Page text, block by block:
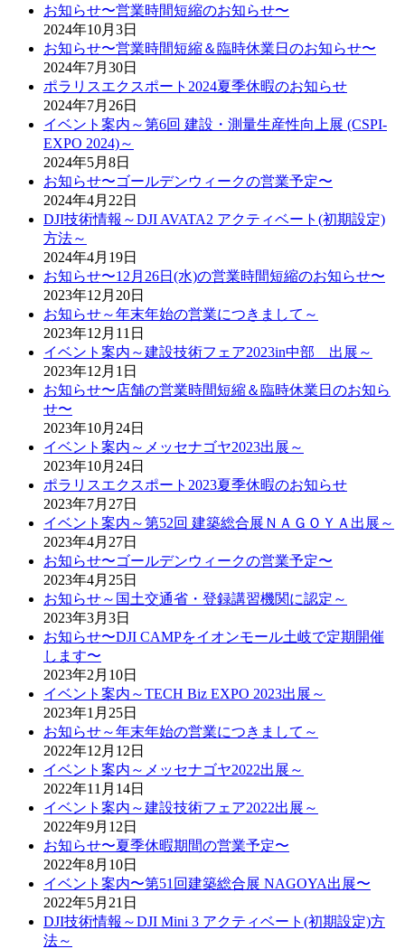
お知らせ〜営業時間短縮のお知らせ〜
2024年10月3日
お知らせ〜営業時間短縮＆臨時休業日のお知らせ〜
2024年7月30日
ポラリスエクスポート2024夏季休暇のお知らせ
2024年7月26日
イベント案内～第6回 建設・測量生産性向上展 (CSPI-
EXPO 2024)～
2024年5月8日
お知らせ〜ゴールデンウィークの営業予定〜
2024年4月22日
DJI技術情報～DJI AVATA2 アクティベート(初期設定)
方法～
2024年4月19日
お知らせ〜12月26日(水)の営業時間短縮のお知らせ〜
2023年12月20日
お知らせ～年末年始の営業につきまして～
2023年12月11日
イベント案内～建設技術フェア2023in中部 出展～
2023年12月1日
お知らせ〜店舗の営業時間短縮＆臨時休業日のお知ら
せ〜
2023年10月24日
イベント案内～メッセナゴヤ2023出展～
2023年10月24日
ポラリスエクスポート2023夏季休暇のお知らせ
2023年7月27日
イベント案内～第52回 建築総合展ＮＡＧＯＹＡ出展～
2023年4月27日
お知らせ〜ゴールデンウィークの営業予定〜
2023年4月25日
お知らせ～国土交通省・登録講習機関に認定～
2023年3月3日
お知らせ〜DJI CAMPをイオンモール土岐で定期開催
します〜
2023年2月10日
イベント案内～TECH Biz EXPO 2023出展～
2023年1月25日
お知らせ～年末年始の営業につきまして～
2022年12月12日
イベント案内～メッセナゴヤ2022出展～
2022年11月14日
イベント案内～建設技術フェア2022出展～
2022年9月12日
お知らせ〜夏季休暇期間の営業予定〜
2022年8月10日
イベント案内〜第51回建築総合展 NAGOYA出展〜
2022年5月21日
DJI技術情報～DJI Mini 3 アクティベート(初期設定)方
法～